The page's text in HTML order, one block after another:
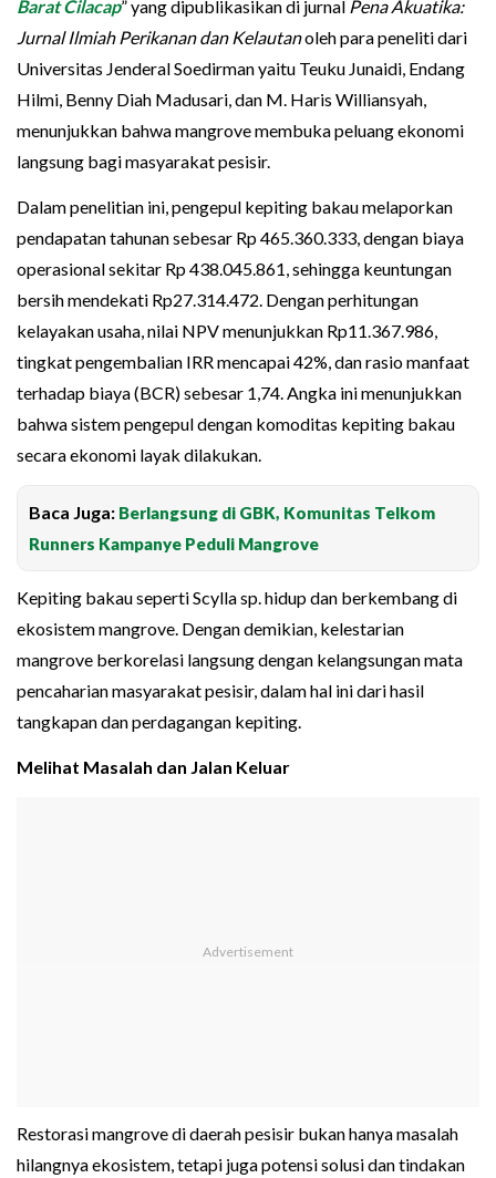
Barat Cilacap” yang dipublikasikan di jurnal Pena Akuatika:
Jurnal Ilmiah Perikanan dan Kelautanoleh para peneliti dari
Universitas Jenderal Soedirman yaitu Teuku Junaidi, Endang
Hilmi, Benny Diah Madusari, dan M. Haris Williansyah,
menunjukkan bahwa mangrove membuka peluang ekonomi
langsung bagi masyarakat pesisir.
Dalam penelitian ini, pengepul kepiting bakau melaporkan
pendapatan tahunan sebesar Rp 465.360.333, dengan biaya
operasional sekitar Rp 438.045.861, sehingga keuntungan
bersih mendekati Rp27.314.472. Dengan perhitungan
kelayakan usaha, nilai NPV menunjukkan Rp11.367.986,
tingkat pengembalian IRR mencapai 42%, dan rasio manfaat
terhadap biaya (BCR) sebesar 1,74. Angka ini menunjukkan
bahwa sistem pengepul dengan komoditas kepiting bakau
secara ekonomi layak dilakukan.
Baca Juga: Berlangsung di GBK, Komunitas Telkom
Runners Kampanye Peduli Mangrove
Kepiting bakau seperti Scylla sp. hidup dan berkembang di
ekosistem mangrove. Dengan demikian, kelestarian
mangrove berkorelasi langsung dengan kelangsungan mata
pencaharian masyarakat pesisir, dalam hal ini dari hasil
tangkapan dan perdagangan kepiting.
Melihat Masalah dan Jalan Keluar
Restorasi mangrove di daerah pesisir bukan hanya masalah
hilangnya ekosistem, tetapi juga potensi solusi dan tindakan